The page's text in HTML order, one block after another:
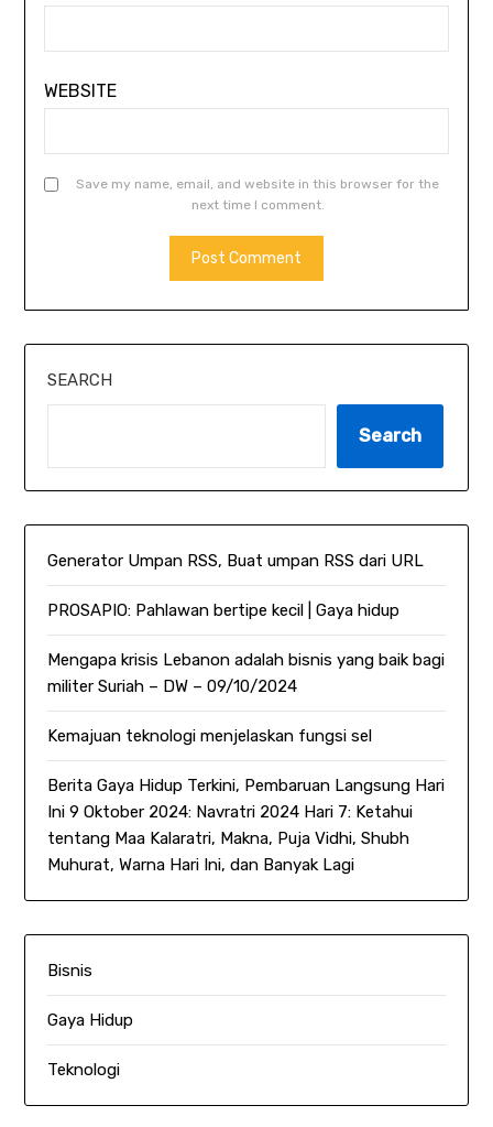
WEBSITE
Save my name, email, and website in this browser for the
next time I comment.
SEARCH
Search
Generator Umpan RSS, Buat umpan RSS dari URL
PROSAPIO: Pahlawan bertipe kecil | Gaya hidup
Mengapa krisis Lebanon adalah bisnis yang baik bagi
militer Suriah – DW – 09/10/2024
Kemajuan teknologi menjelaskan fungsi sel
Berita Gaya Hidup Terkini, Pembaruan Langsung Hari
Ini 9 Oktober 2024: Navratri 2024 Hari 7: Ketahui
tentang Maa Kalaratri, Makna, Puja Vidhi, Shubh
Muhurat, Warna Hari Ini, dan Banyak Lagi
Bisnis
Gaya Hidup
Teknologi